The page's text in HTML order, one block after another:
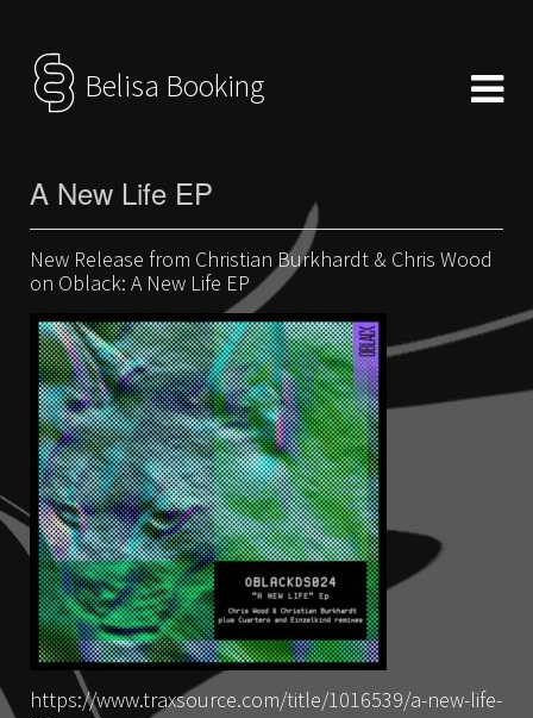
Belisa Booking
A New Life EP
New Release from Christian Burkhardt & Chris Wood
on Oblack: A New Life EP
https://www.traxsource.com/title/1016539/a-new-life-